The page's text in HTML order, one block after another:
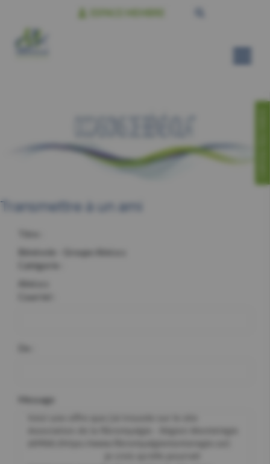
Transmettre à un ami
Bénévole - Groupe Aîné.e.s
Catégorie :
Message